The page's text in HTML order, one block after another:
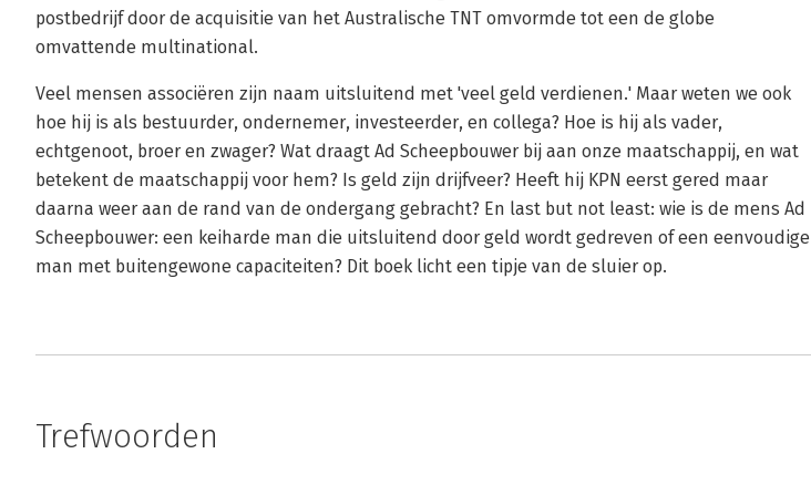
postbedrijf door de acquisitie van het Australische TNT omvormde tot een de globe
omvattende multinational.
Veel mensen associëren zijn naam uitsluitend met 'veel geld verdienen.' Maar weten we ook
hoe hij is als bestuurder, ondernemer, investeerder, en collega? Hoe is hij als vader,
echtgenoot, broer en zwager? Wat draagt Ad Scheepbouwer bij aan onze maatschappij, en wat
betekent de maatschappij voor hem? Is geld zijn drijfveer? Heeft hij KPN eerst gered maar
daarna weer aan de rand van de ondergang gebracht? En last but not least: wie is de mens Ad
Scheepbouwer: een keiharde man die uitsluitend door geld wordt gedreven of een eenvoudige
man met buitengewone capaciteiten? Dit boek licht een tipje van de sluier op.
Trefwoorden